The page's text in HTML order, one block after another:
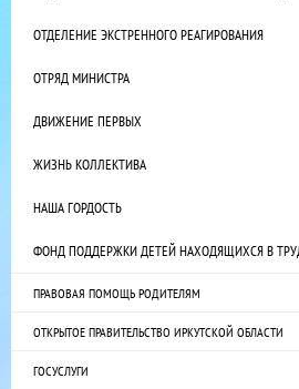
ОТДЕЛЕНИЕ ЭКСТРЕННОГО РЕАГИРОВАНИЯ
ОТРЯД МИНИСТРА
ДВИЖЕНИЕ ПЕРВЫХ
ЖИЗНЬ КОЛЛЕКТИВА
НАША ГОРДОСТЬ
ФОНД ПОДДЕРЖКИ ДЕТЕЙ НАХОДЯЩИХСЯ В
ПРАВОВАЯ ПОМОЩЬ РОДИТЕЛЯМ
ОТКРЫТОЕ ПРАВИТЕЛЬСТВО ИРКУТСКОЙ ОБЛАСТИ
ГОСУСЛУГИ